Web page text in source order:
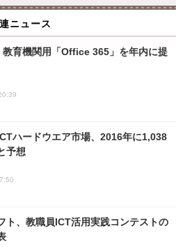
ニュース
育機関用「Office 365」を年内に提
ハードウエア市場、2016年に1,038
予想
ト、教職員ICT活用実践コンテストの